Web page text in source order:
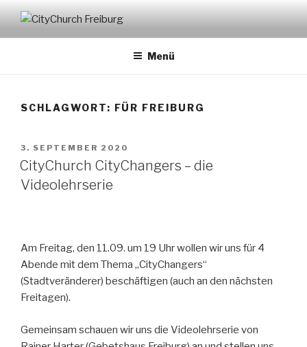
Inhalt
springenCITYCHURCH FREIBURG
Menü
SCHLAGWORT: FÜR FREIBURG
VERÖFFENTLICHT
AM
3. SEPTEMBER 2020
CityChurch CityChangers – die
Videolehrserie
Am Freitag, den 11.09. um 19 Uhr wollen wir uns für 4
Abende mit dem Thema „CityChangers“
(Stadtveränderer) beschäftigen (auch an den nächsten
Freitagen).
Gemeinsam schauen wir uns die Videolehrserie von